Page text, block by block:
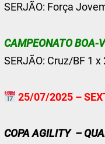
SERJÃO: Força
CAMPEONATO BOA-
SERJÃO: Cruz/BF 1
25/07/2025 –
COPA AGILITY –